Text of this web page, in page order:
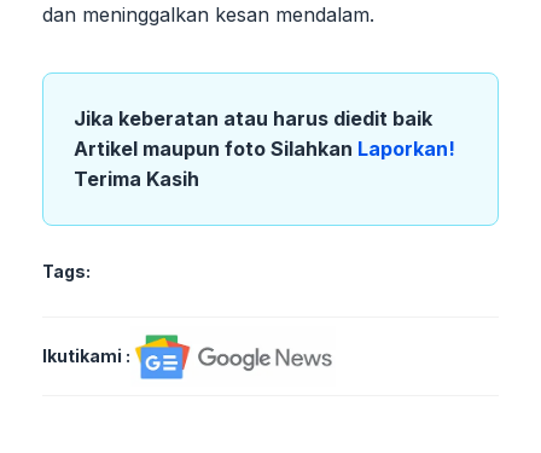
dan meninggalkan kesan mendalam.
Jika keberatan atau harus diedit baik
Artikel maupun foto Silahkan Laporkan!
Terima Kasih
Tags:
Ikutikami :